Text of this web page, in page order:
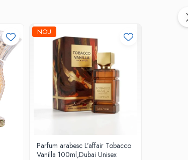
NOU
Parfum arabesc L’affair Tobacco
Vanilla 100ml,Dubai Unisex